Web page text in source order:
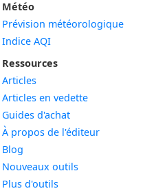
Widget
Météo
Prévision météorologique
Indice AQI
Ressources
Articles
Articles en vedette
Guides d'achat
À propos de l'éditeur
Blog
Nouveaux outils
Plus d'outils